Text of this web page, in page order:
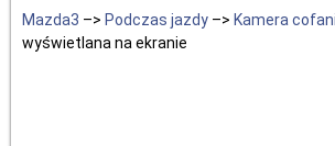
Mazda3 –> Podczas jazdy –> Kamera
wyświetlana na ekranie